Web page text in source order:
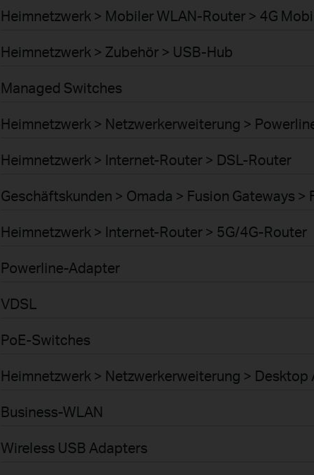
Heimnetzwerk > Mobiler WLAN-Router > 4G
Heimnetzwerk > Zubehör > USB-Hub
Managed Switches
Heimnetzwerk > Netzwerkerweiterung >
Heimnetzwerk > Internet-Router > DSL-Router
Geschäftskunden > Omada > Fusion Gateways >
Heimnetzwerk > Internet-Router > 5G/4G-Router
Powerline-Adapter
VDSL
PoE-Switches
Heimnetzwerk > Netzwerkerweiterung > Desktop
Business-WLAN
Wireless USB Adapters